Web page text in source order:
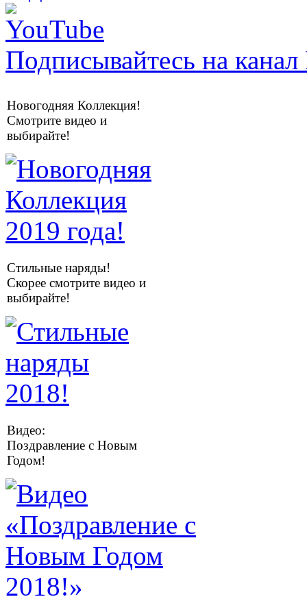
Подписывайтесь на
Новогодняя Коллекция!
Смотрите видео и
выбирайте!
Стильные наряды!
Скорее смотрите видео и
выбирайте!
Видео:
Поздравление с Новым
Годом!